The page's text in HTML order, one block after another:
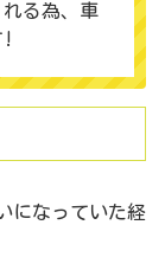
る為、車
!
になっていた経